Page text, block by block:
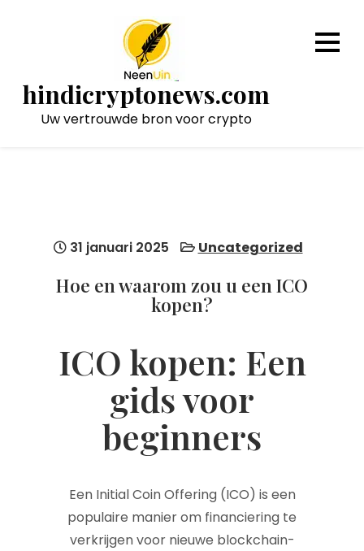
hindicryptonews.com
Uw vertrouwde bron voor crypto
31 januari 2025 Uncategorized
Hoe en waarom zou u een ICO
kopen?
ICO kopen: Een
gids voor
beginners
Een Initial Coin Offering (ICO) is een
populaire manier om financiering te
verkrijgen voor nieuwe blockchain-